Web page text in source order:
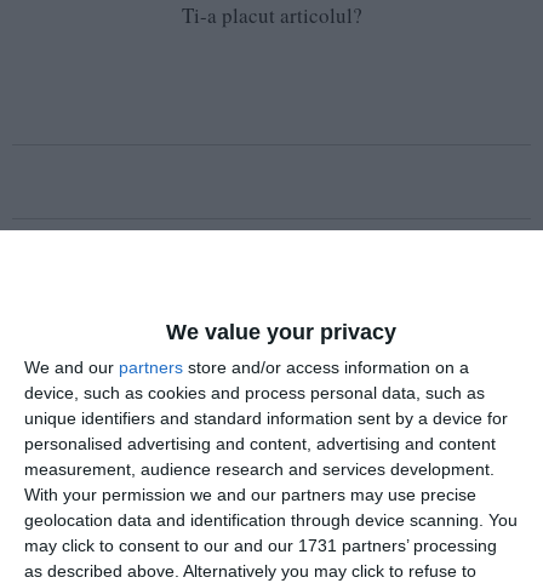
We value your privacy
We and our partners store and/or access information on a
device, such as cookies and process personal data, such as
unique identifiers and standard information sent by a device for
personalised advertising and content, advertising and content
measurement, audience research and services development.
With your permission we and our partners may use precise
geolocation data and identification through device scanning. You
may click to consent to our and our 1731 partners’ processing
as described above. Alternatively you may click to refuse to
Ti-a placut articolul?
Email
Comentariu